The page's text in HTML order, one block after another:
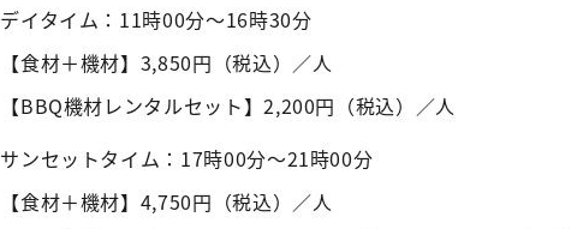
デイタイム：11時00分～16時30分
【食材＋機材】3,850円（税込）／人
【BBQ機材レンタルセット】2,200円（税込）／人
サンセットタイム：17時00分～21時00分
【食材＋機材】4,750円（税込）／人